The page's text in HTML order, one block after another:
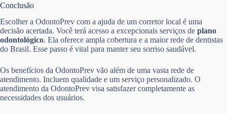
Conclusão
Escolher a OdontoPrev com a ajuda de um corretor local é uma
decisão acertada. Você terá acesso a excepcionais serviços de plano
odontológico. Ela oferece ampla cobertura e a maior rede de dentistas
do Brasil. Esse passo é vital para manter seu sorriso saudável.
Os benefícios da OdontoPrev vão além de uma vasta rede de
atendimento. Incluem qualidade e um serviço personalizado. O
atendimento da OdontoPrev visa satisfazer completamente as
necessidades dos usuários.